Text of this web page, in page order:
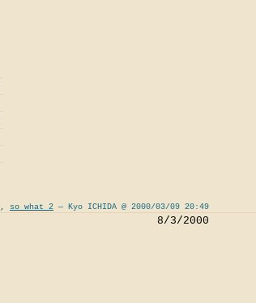
, so what 2 — Kyo ICHIDA @ 2000/03/09 20:49
8/3/2000